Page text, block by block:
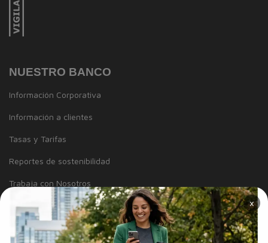
×
NUESTRO BANCO
Información Corporativa
Información a clientes
Tasas y Tarifas
Reportes de sostenibilidad
Trabaja con Nosotros
Canal de integridad
Proveedores